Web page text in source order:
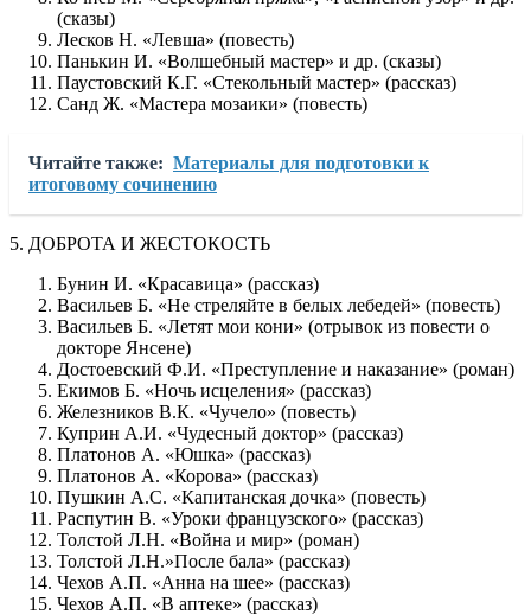
(сказы)
Лесков Н. «Левша» (повесть)
Панькин И. «Волшебный мастер» и др. (сказы)
Паустовский К.Г. «Стекольный мастер» (рассказ)
Санд Ж. «Мастера мозаики» (повесть)
Читайте также: Материалы для подготовки к
итоговому сочинению
5. ДОБРОТА И ЖЕСТОКОСТЬ
Бунин И. «Красавица» (рассказ)
Васильев Б. «Не стреляйте в белых лебедей» (повесть)
Васильев Б. «Летят мои кони» (отрывок из повести о
докторе Янсене)
Достоевский Ф.И. «Преступление и наказание» (роман)
Екимов Б. «Ночь исцеления» (рассказ)
Железников В.К. «Чучело» (повесть)
Куприн А.И. «Чудесный доктор» (рассказ)
Платонов А. «Юшка» (рассказ)
Платонов А. «Корова» (рассказ)
Пушкин А.С. «Капитанская дочка» (повесть)
Распутин В. «Уроки французского» (рассказ)
Толстой Л.Н. «Война и мир» (роман)
Толстой Л.Н.»После бала» (рассказ)
Чехов А.П. «Анна на шее» (рассказ)
Чехов А.П. «В аптеке» (рассказ)